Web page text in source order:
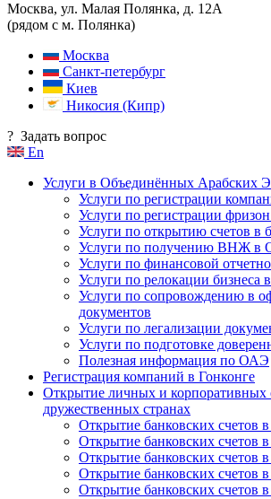
Москва, ул. Малая Полянка, д. 12А
(рядом с м. Полянка)
Москва
Санкт-петербург
Киев
Никосия (Кипр)
? Задать вопрос
En
Услуги в Объединённых Арабских
Услуги по регистрации
Услуги по регистрации
Услуги по открытию счетов в
Услуги по получению ВНЖ в
Услуги по финансовой
Услуги по релокации бизнеса
Услуги по сопровождению в
документов
Услуги по легализации
Услуги по подготовке
Полезная информация по ОАЭ
Регистрация компаний в Гонконге
Открытие личных и корпоративных
дружественных странах
Открытие банковских счетов
Открытие банковских счетов в
Открытие банковских счетов
Открытие банковских счетов
Открытие банковских счетов